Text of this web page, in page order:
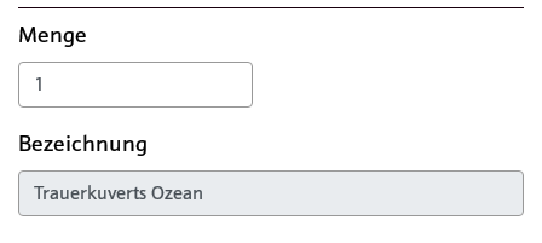
Menge
Bezeichnung